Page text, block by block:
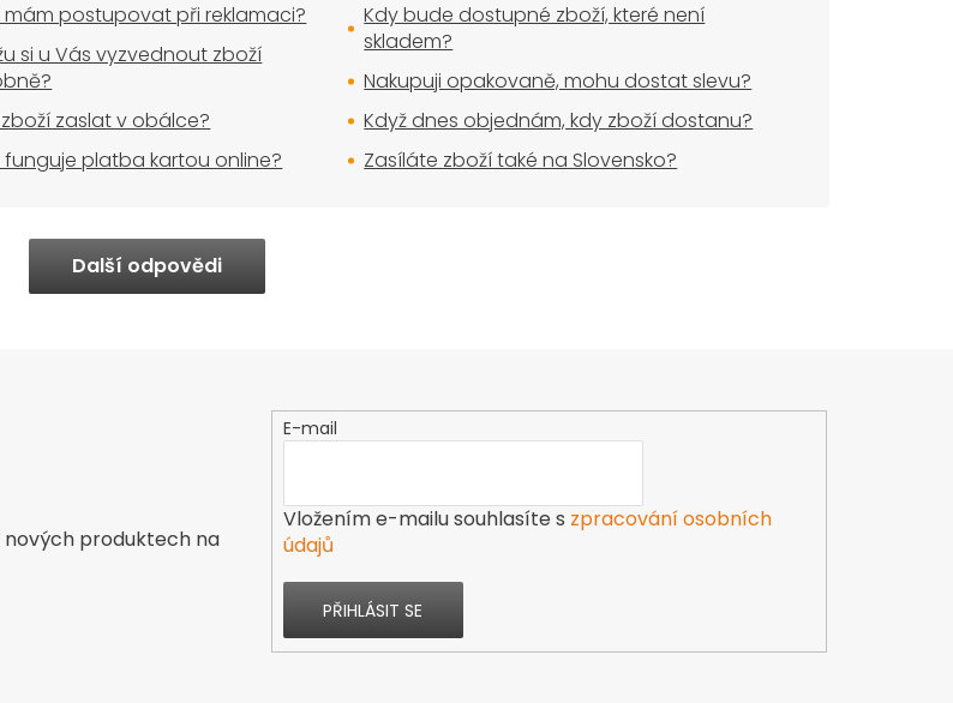
mám postupovat při reklamaci?
si u Vás vyzvednout zboží
zboží zaslat v obálce?
funguje platba kartou online?
Kdy bude dostupné zboží, které není
skladem?
Nakupuji opakovaně, mohu dostat slevu?
Když dnes objednám, kdy zboží dostanu?
Zasíláte zboží také na Slovensko?
Další odpovědi
produktech na
E-mail
Vložením e-mailu souhlasíte s zpracování osobních
údajů
PŘIHLÁSIT SE